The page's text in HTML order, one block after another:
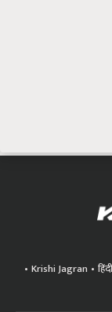
Krishi Jagran हिंदी